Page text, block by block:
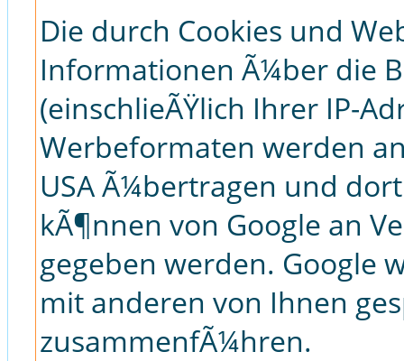
Die durch Cookies und
Informationen Ã¼ber die
(einschlieÃŸlich Ihrer IP-
Werbeformaten werden
USA Ã¼bertragen und
kÃ¶nnen von Google an
gegeben werden. Google
mit anderen von Ihnen
zusammenfÃ¼hren.